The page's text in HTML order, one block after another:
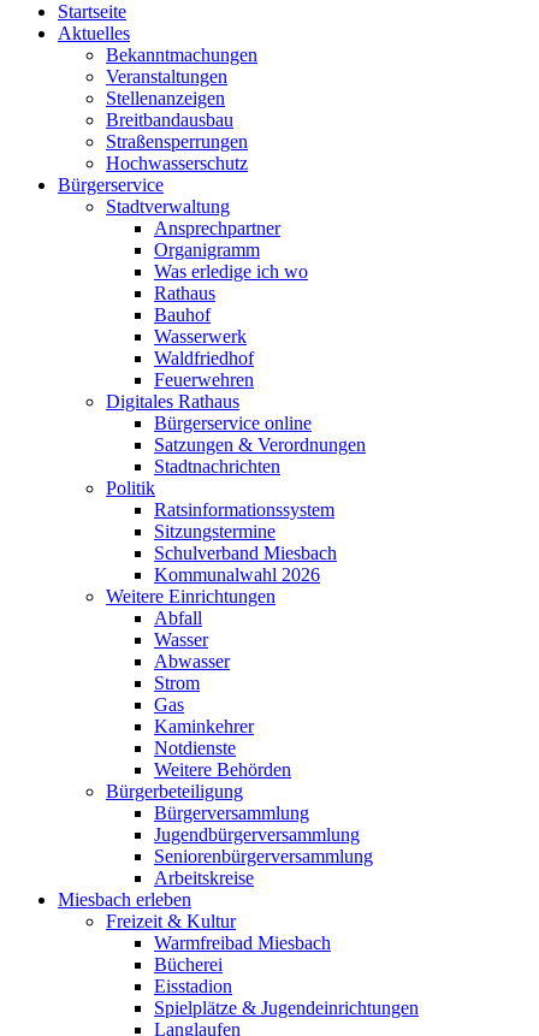
Startseite
Aktuelles
Bekanntmachungen
Veranstaltungen
Stellenanzeigen
Breitbandausbau
Straßensperrungen
Hochwasserschutz
Bürgerservice
Stadtverwaltung
Ansprechpartner
Organigramm
Was erledige ich wo
Rathaus
Bauhof
Wasserwerk
Waldfriedhof
Feuerwehren
Digitales Rathaus
Bürgerservice online
Satzungen & Verordnungen
Stadtnachrichten
Politik
Ratsinformationssystem
Sitzungstermine
Schulverband Miesbach
Kommunalwahl 2026
Weitere Einrichtungen
Abfall
Wasser
Abwasser
Strom
Gas
Kaminkehrer
Notdienste
Weitere Behörden
Bürgerbeteiligung
Bürgerversammlung
Jugendbürgerversammlung
Seniorenbürgerversammlung
Arbeitskreise
Miesbach erleben
Freizeit & Kultur
Warmfreibad Miesbach
Bücherei
Eisstadion
Spielplätze & Jugendeinrichtungen
Langlaufen